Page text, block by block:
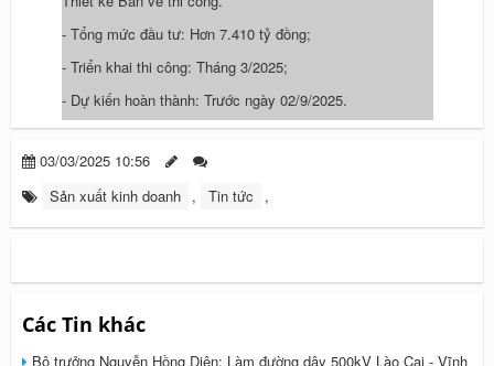
- Tổng mức đầu tư: Hơn 7.410 tỷ đồng;
- Triển khai thi công: Tháng 3/2025;
- Dự kiến hoàn thành: Trước ngày 02/9/2025.
03/03/2025 10:56
Sản xuất kinh doanh , Tin tức ,
Các Tin khác
Bộ trưởng Nguyễn Hồng Diên: Làm đường dây 500kV Lào Cai - Vĩnh